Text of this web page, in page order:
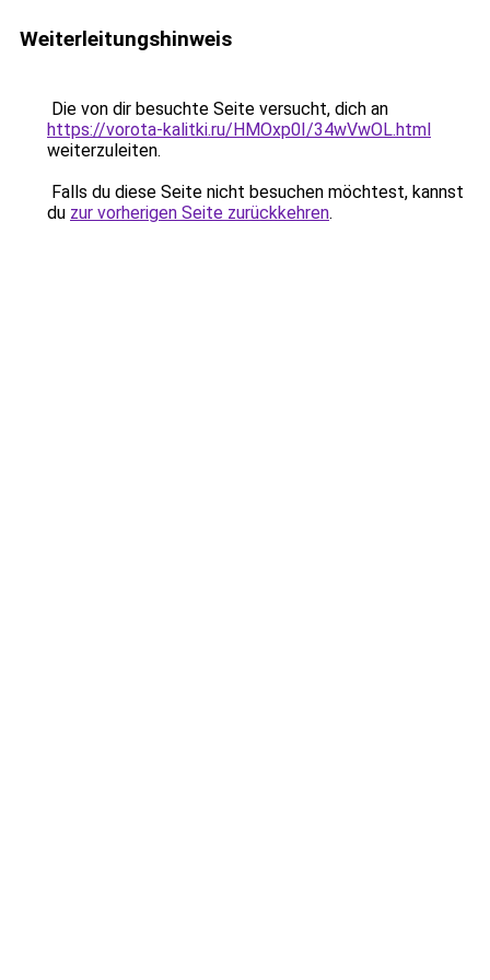
Weiterleitungshinweis
Die von dir besuchte Seite versucht, dich an
https://vorota-kalitki.ru/HMOxp0I/34wVwOL.html
weiterzuleiten.
Falls du diese Seite nicht besuchen möchtest, kannst
du zur vorherigen Seite zurückkehren.